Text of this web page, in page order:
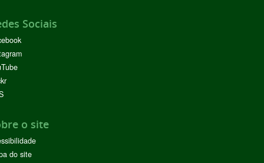
Sociais
o site
do site